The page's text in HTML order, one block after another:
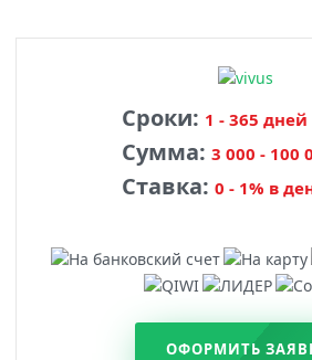
Сроки: 1 - 365 дней
Сумма: 3 000 - 100
Ставка: 0 - 1% в
ОФОРМИТЬ